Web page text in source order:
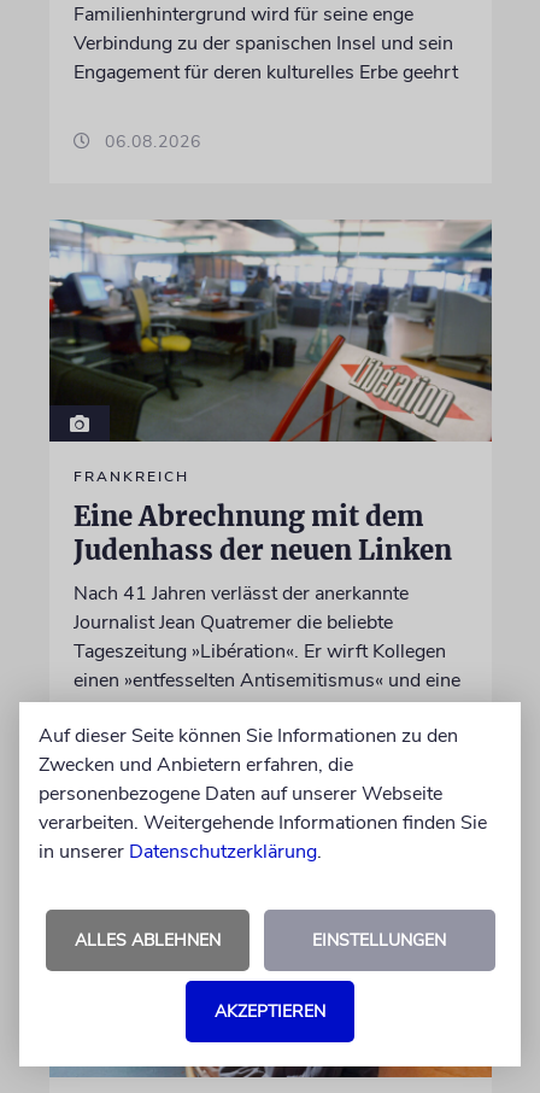
Familienhintergrund wird für seine enge
Verbindung zu der spanischen Insel und sein
Engagement für deren kulturelles Erbe geehrt
06.08.2026
FRANKREICH
Eine Abrechnung mit dem
Judenhass der neuen Linken
Nach 41 Jahren verlässt der anerkannte
Journalist Jean Quatremer die beliebte
Tageszeitung »Libération«. Er wirft Kollegen
einen »entfesselten Antisemitismus« und eine
ideologische Schreckensherrschaft vor
06.08.2026
Auf dieser Seite können Sie Informationen zu den
Zwecken und Anbietern erfahren, die
personenbezogene Daten auf unserer Webseite
verarbeiten. Weitergehende Informationen finden Sie
in unserer Datenschutzerklärung.
ALLES ABLEHNEN EINSTELLUNGEN
AKZEPTIEREN